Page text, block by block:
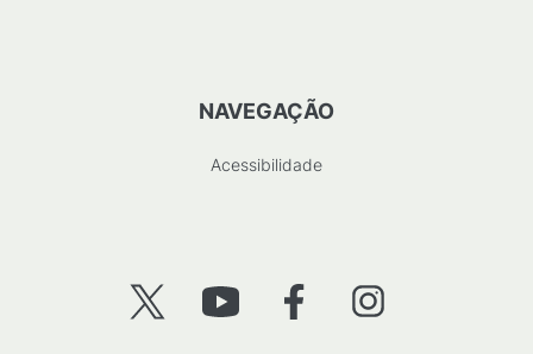
NAVEGAÇÃO
Acessibilidade